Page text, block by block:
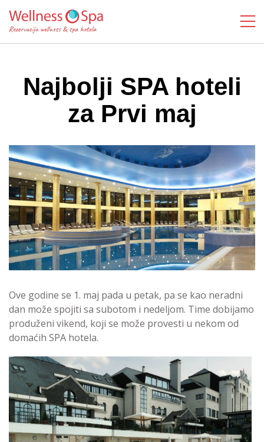
Najbolji SPA hoteli
za Prvi maj
Ove godine se 1. maj pada u petak, pa se kao neradni
dan može spojiti sa subotom i nedeljom. Time dobijamo
produženi vikend, koji se može provesti u nekom od
domaćih SPA hotela.